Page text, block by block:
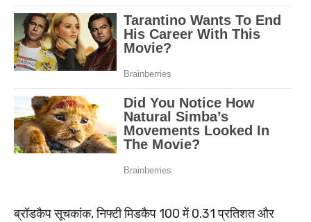
ब्रॉडकैप सूचकांक, निफ्टी मिडकैप 100 में 0.31 प्रतिशत और